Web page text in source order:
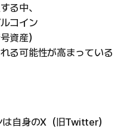
る中、
コイン
資産）
る可能性が高まっている
自身のX（旧Twitter）